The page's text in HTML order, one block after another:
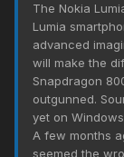
The Nokia
Lumia
advanced
will make the
Snapdragon
outgunned.
yet on
A few months
seemed the